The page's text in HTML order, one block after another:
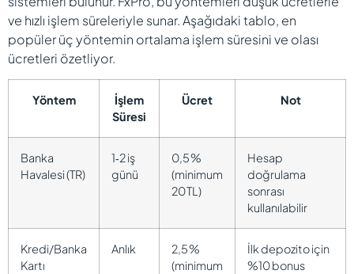
ve hızlı işlem süreleriyle sunar. Aşağıdaki tablo, en
popüler üç yöntemin ortalama işlem süresini ve olası
ücretleri özetliyor.
Yöntem
İşlem
Süresi
Ücret Not
Banka
Havalesi (TR)
1‑2 iş
günü
0,5 %
(minimum
20 TL)
Hesap
doğrulama
sonrası
kullanılabilir
Kredi/Banka
Kartı
Anlık
2,5 %
(minimum
İlk depozito için
%10 bonus